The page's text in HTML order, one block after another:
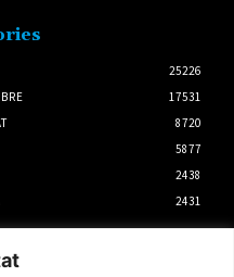
25226
17531
8720
5877
2438
2431